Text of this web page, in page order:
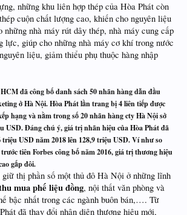
những khu liên hợp thép của Hòa Phát còn
cuộn chất lượng cao, khiến cho nguyên liệu
những nhà máy rút dây thép, nhà máy cung cấp
lực, giúp cho những nhà máy cơ khí trong nước
liệu, giảm thiểu phụ thuộc hàng nhập
HCM đã công bố danh sách 50 nhãn hàng dẫn đầu
ở Hà Nội. Hòa Phát lần trang bị 4 liên tiếp được
hạng và nằm trong số 20 nhãn hàng cty Hà Nội sở
USD. Đáng chú ý, giá trị nhãn hiệu của Hòa Phát đã
triệu USD năm 2018 lên 128,9 triệu USD. Ví như so
tiên Forbes công bố năm 2016, giá trị thương hiệu
gấp đôi.
giữ thị phần số một thủ đô Hà Nội ở những lĩnh
mua phế liệu đồng, nội thất văn phòng và
bậc nhất trong các ngành buôn bán,…. Từ
đã thay đổi nhận diện thương hiệu mới,